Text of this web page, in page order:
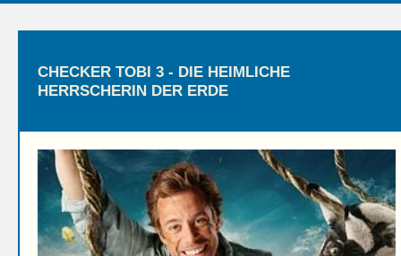
CHECKER TOBI 3 - DIE HEIMLICHE
HERRSCHERIN DER ERDE